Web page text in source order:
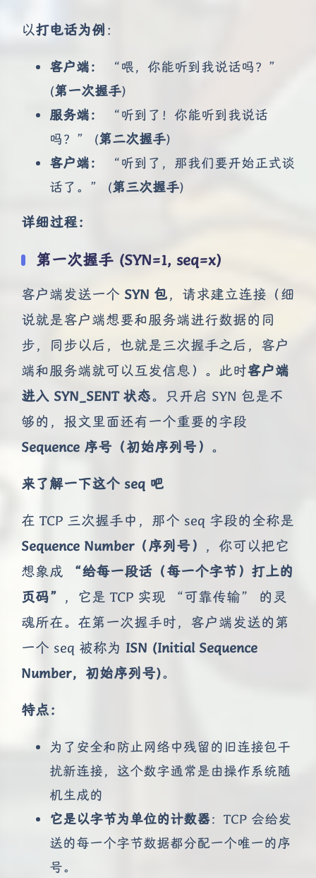
以打电话为例 ：
客户端：
“喂，你能听到我说话吗？”
(第一次握手)
服务端：
“听到了！你能听到我说话
吗？” (第二次握手)
客户端：
“听到了，那我们要开始正式谈
话了。” (第三次握手)
详细过程：
第一次握手 (SYN=1, seq=x)
客户端发送一个 SYN 包，请求建立连接（细
说就是客户端想要和服务端进行数据的同
步，同步以后，也就是三次握手之后，客户
端和服务端就可以互发信息）。此时客户端
进入 SYN_SENT 状态。只开启 SYN 包是不
够的，报文里面还有一个重要的字段
Sequence 序号（初始序列号） 。
来了解一下这个 seq 吧
在 TCP 三次握手中，那个 seq 字段的全称是
Sequence Number（序列号） ，你可以把它
想象成
“给每一段话（每一个字节）打上的
页码” ，它是 TCP 实现 “可靠传输” 的灵
魂所在。在第一次握手时，客户端发送的第
一个 seq 被称为 ISN (Initial Sequence
Number，初始序列号)。
特点：
为了安全和防止网络中残留的旧连接包干
扰新连接，这个数字通常是由操作系统随
机生成的
它是以字节为单位的计数器：TCP 会给发
送的每一个字节数据都分配一个唯一的序
号。